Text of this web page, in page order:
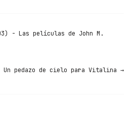
- Las películas de John M.
Un pedazo de cielo para Vitalina →